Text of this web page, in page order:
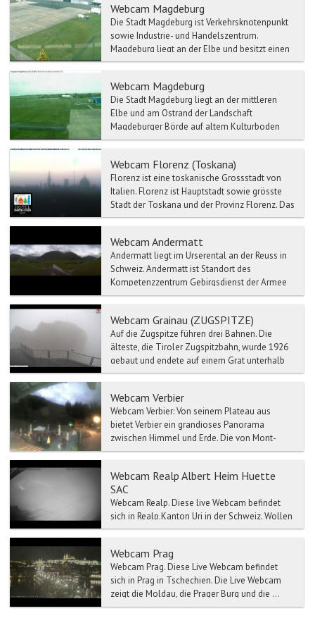
Webcam Magdeburg
Die Stadt Magdeburg ist Verkehrsknotenpunkt
sowie Industrie- und Handelszentrum.
Magdeburg liegt an der Elbe und besitzt einen
bedeutenden Binnenha...
Webcam Magdeburg
Die Stadt Magdeburg liegt an der mittleren
Elbe und am Ostrand der Landschaft
Magdeburger Börde auf altem Kulturboden
und bildet das Zentrum der Re...
Webcam Florenz (Toskana)
Florenz ist eine toskanische Grossstadt von
Italien. Florenz ist Hauptstadt sowie grösste
Stadt der Toskana und der Provinz Florenz. Das
historisch...
Webcam Andermatt
Andermatt liegt im Urserental an der Reuss in
Schweiz. Andermatt ist Standort des
Kompetenzzentrum Gebirgsdienst der Armee
der Schweizer Armee. Der...
Webcam Grainau (ZUGSPITZE)
Auf die Zugspitze führen drei Bahnen. Die
älteste, die Tiroler Zugspitzbahn, wurde 1926
gebaut und endete auf einem Grat unterhalb
des Gipfels, bev...
Webcam Verbier
Webcam Verbier: Von seinem Plateau aus
bietet Verbier ein grandioses Panorama
zwischen Himmel und Erde. Die von Mont-
Blanc und Grand Combin ...
Webcam Realp Albert Heim Huette
SAC
Webcam Realp. Diese live Webcam befindet
sich in Realp,Kanton Uri in der Schweiz. Wollen
Sie wissen wie heute das in Realp ist...
Webcam Prag
Webcam Prag. Diese Live Webcam befindet
sich in Prag in Tschechien. Die Live Webcam
zeigt die Moldau, die Prager Burg und die ...